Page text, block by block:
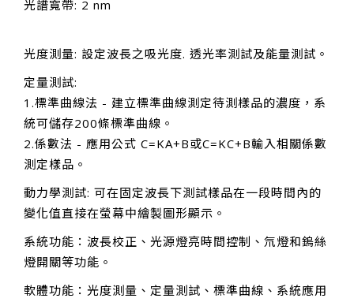
光譜寬帶: 2 nm
光度測量: 設定波長之吸光度. 透光率測試及能量測試。
定量測試:
1.標準曲線法 - 建立標準曲線測定待測樣品的濃度，系
統可儲存200條標準曲線。
2.係數法 - 應用公式 C=KA+B或C=KC+B輸入相關係數
測定樣品。
動力學測試: 可在固定波長下測試樣品在一段時間內的
變化值直接在螢幕中繪製圖形顯示。
系統功能：波長校正、光源燈亮時間控制、氘燈和鎢絲
燈開關等功能。
軟體功能：光度測量、定量測試、標準曲線、系統應用